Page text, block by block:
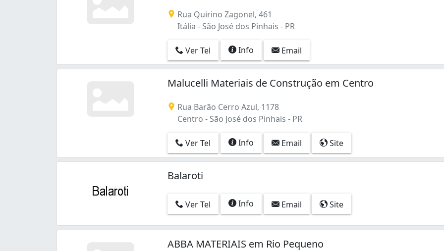
Rua Quirino Zagonel, 461
Itália - São José dos Pinhais - PR
Ver Tel Info Email
Malucelli Materiais de Construção em Centro
Rua Barão Cerro Azul, 1178
Centro - São José dos Pinhais - PR
Ver Tel Info Email Site
Balaroti
Ver Tel Info Email Site
ABBA MATERIAIS em Rio Pequeno